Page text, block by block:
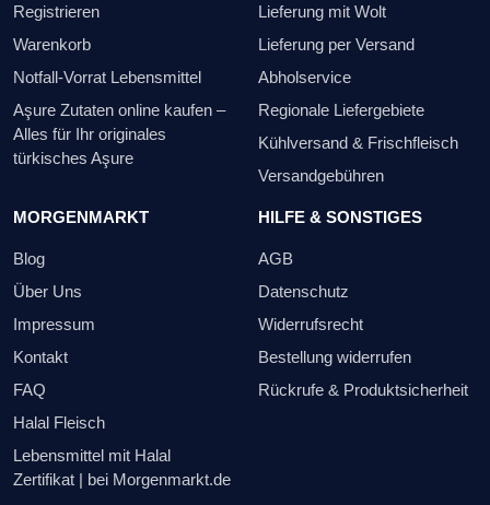
Registrieren
Warenkorb
Notfall-Vorrat Lebensmittel
Aşure Zutaten online kaufen –
Alles für Ihr originales
türkisches Aşure
Lieferung mit Wolt
Lieferung per Versand
Abholservice
Regionale Liefergebiete
Kühlversand & Frischfleisch
Versandgebühren
MORGENMARKT
Blog
Über Uns
Impressum
Kontakt
FAQ
Halal Fleisch
Lebensmittel mit Halal
Zertifikat | bei Morgenmarkt.de
HILFE & SONSTIGES
AGB
Datenschutz
Widerrufsrecht
Bestellung widerrufen
Rückrufe & Produktsicherheit